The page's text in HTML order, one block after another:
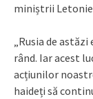
miniștrii
„Rusia de
rând. Iar acest
acțiunilor
haideți să